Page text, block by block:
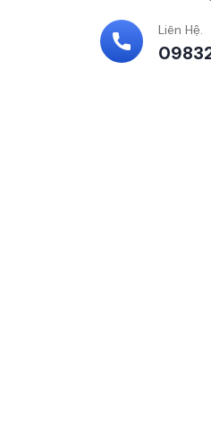
Liên Hệ.